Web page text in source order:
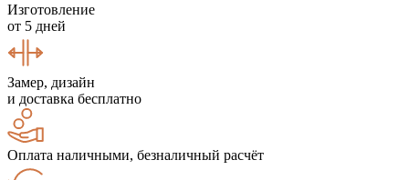
Изготовление
от 5 дней
Замер, дизайн
и доставка бесплатно
Оплата наличными, безналичный расчёт